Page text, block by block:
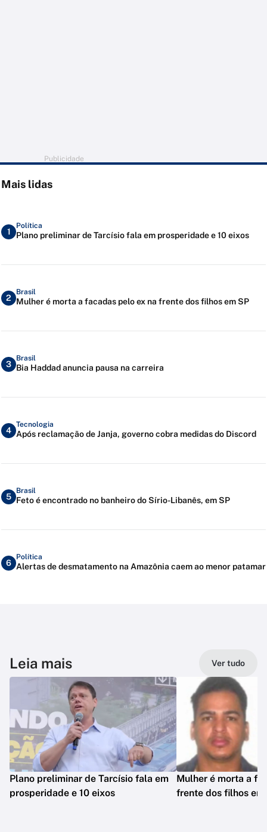
Publicidade
Mais lidas
1
Política
Plano preliminar de Tarcísio fala em prosperidade e 10 eixos
2
Brasil
Mulher é morta a facadas pelo ex na frente dos filhos em SP
3
Brasil
Bia Haddad anuncia pausa na carreira
4
Tecnologia
Após reclamação de Janja, governo cobra medidas do Discord
5
Brasil
Feto é encontrado no banheiro do Sírio-Libanês, em SP
6
Política
Alertas de desmatamento na Amazônia caem ao menor patamar
Leia mais Ver tudo
Plano preliminar de Tarcísio fala em
prosperidade e 10 eixos
Mulher é morta a
frente dos filhos em